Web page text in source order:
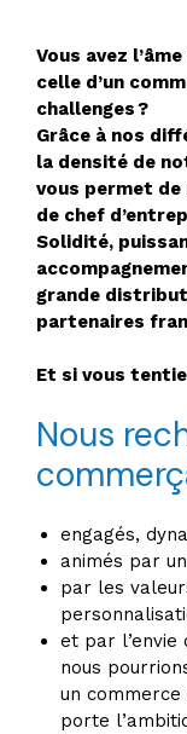
Vous avez
celle d’un
challenges ?
Grâce à nos
la densité de
vous permet
de chef
Solidité,
grande
partenaires
Et si vous
Nous
engagés,
animés par
par les
et par l’envie
nous
un commerce
porte